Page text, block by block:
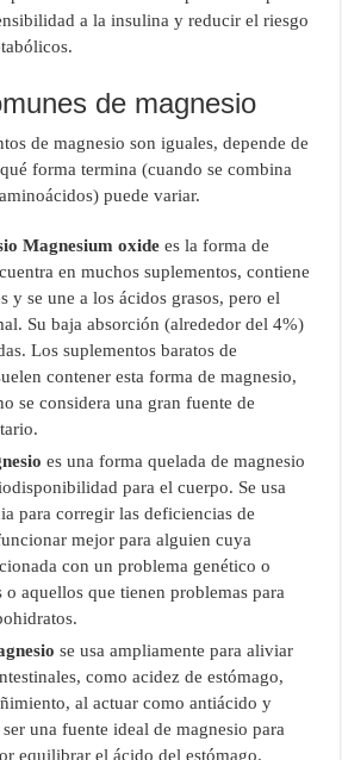
a la insulina y reducir el riesgo
de magnesio
de magnesio son iguales, depende de
forma termina (cuando se combina
puede variar.
Magnesium oxide es la forma de
en muchos suplementos, contiene
y se une a los ácidos grasos, pero el
Su baja absorción (alrededor del 4%)
Los suplementos baratos de
contener esta forma de magnesio,
se considera una gran fuente de
es una forma quelada de magnesio
para el cuerpo. Se usa
para corregir las deficiencias de
mejor para alguien cuya
con un problema genético o
aquellos que tienen problemas para
se usa ampliamente para aliviar
como acidez de estómago,
al actuar como antiácido y
una fuente ideal de magnesio para
equilibrar el ácido del estómago.